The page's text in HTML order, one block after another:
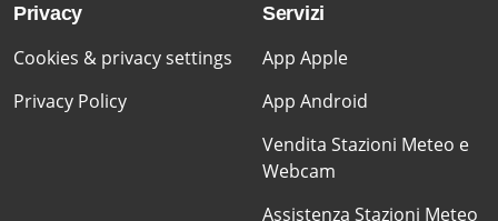
Privacy
Cookies & privacy settings
Privacy Policy
Servizi
App Apple
App Android
Vendita Stazioni Meteo e
Webcam
Assistenza Stazioni Meteo